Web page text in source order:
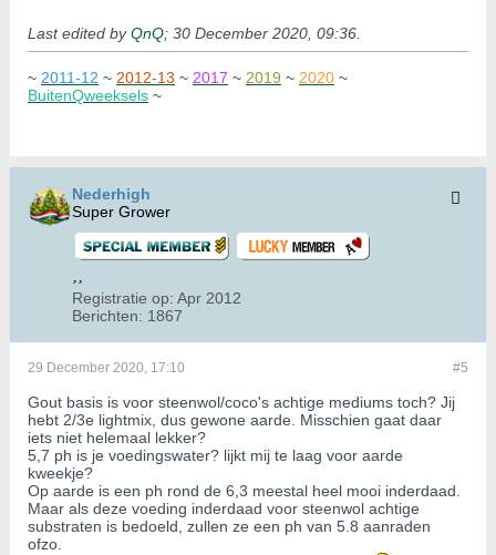
Last edited byQnQ; 30 December 2020, 09:36
~ 2011-12 ~ 2012-13 ~ 2017 ~ 2019 ~ 2020 ~
BuitenQweeksels ~
Nederhigh
Super Grower
Registratie op: Apr 2012
Berichten: 1867
#5
29 December 2020, 17:10
Gout basis is voor steenwol/coco's achtige mediums toch? Jij
hebt 2/3e lightmix, dus gewone aarde. Misschien gaat daar
iets niet helemaal lekker?
5,7 ph is je voedingswater? lijkt mij te laag voor aarde
kweekje?
Op aarde is een ph rond de 6,3 meestal heel mooi inderdaad.
Maar als deze voeding inderdaad voor steenwol achtige
substraten is bedoeld, zullen ze een ph van 5.8 aanraden
ofzo.